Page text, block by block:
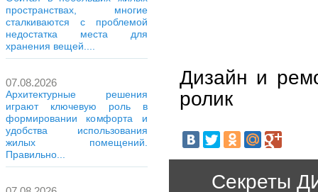
пространствах, многие
сталкиваются с проблемой
недостатка места для
хранения вещей....
07.08.2026
Архитектурные решения
играют ключевую роль в
формировании комфорта и
удобства использования
жилых помещений.
Правильно...
Дизайн и
ролик
Секреты